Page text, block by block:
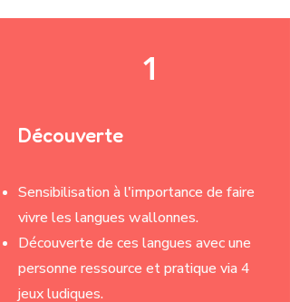
1
Découverte
Sensibilisation à l'importance de faire
vivre les langues wallonnes.
Découverte de ces langues avec une
personne ressource et pratique via 4
jeux ludiques.